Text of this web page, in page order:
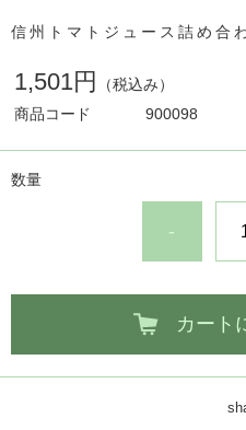
信州トマトジュース詰め
1,501円
（税込み）
商品コード
900098
数量
-
カート